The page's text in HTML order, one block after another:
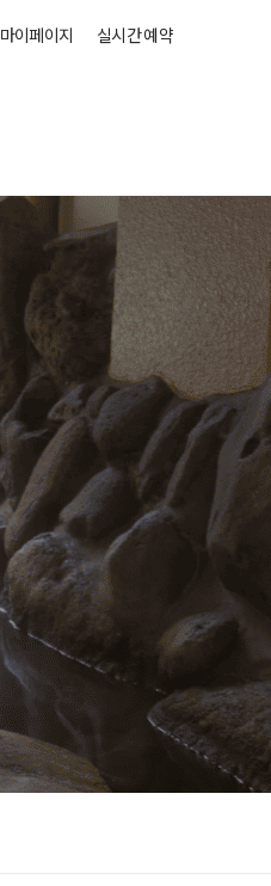
마이페이지 실시간 예약